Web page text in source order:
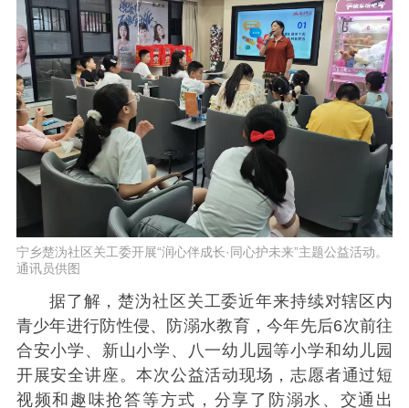
宁乡楚沩社区关工委开展“润心伴成长·同心护未来”主题公益活动。
通讯员供图
据了解，楚沩社区关工委近年来持续对辖区内
青少年进行防性侵、防溺水教育，今年先后6次前往
合安小学、新山小学、八一幼儿园等小学和幼儿园
开展安全讲座。本次公益活动现场，志愿者通过短
视频和趣味抢答等方式，分享了防溺水、交通出